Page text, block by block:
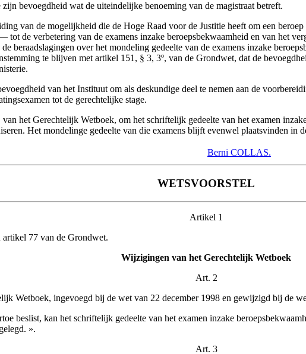
bevoegdheid wat de uiteindelijke benoeming van de magistraat betreft.
van de mogelijkheid die de Hoge Raad voor de Justitie heeft om een
de verbetering van de examens inzake beroepsbekwaamheid en van het
beraadslagingen over het mondeling gedeelte van de examens inzake
te blijven met artikel 151, § 3, 3º, van de Grondwet, dat de
van het Instituut om als deskundige deel te nemen aan de
tot de gerechtelijke stage.
van het Gerechtelijk Wetboek, om het schriftelijk gedeelte van het examen
Het mondelinge gedeelte van die examens blijft evenwel plaatsvinden in
Berni COLLAS.
WETSVOORSTEL
Artikel 1
artikel 77 van de Grondwet.
Wijzigingen van het Gerechtelijk Wetboek
Art. 2
Wetboek, ingevoegd bij de wet van 22 december 1998 en gewijzigd bij de
beslist, kan het schriftelijk gedeelte van het examen inzake
».
Art. 3